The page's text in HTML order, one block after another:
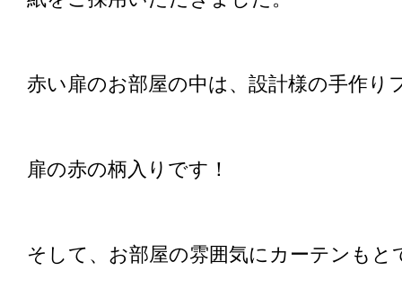
赤い扉のお部屋の中は、設計様の手作り
扉の赤の柄入りです！
そして、お部屋の雰囲気にカーテンもと